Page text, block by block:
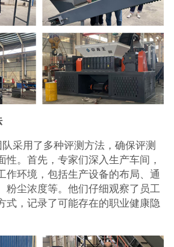
采用了多种评测方法，确保评测
性。首先，专家们深入生产车间，
作环境，包括生产设备的布局、通
粉尘浓度等。他们仔细观察了员工
式，记录了可能存在的职业健康隐